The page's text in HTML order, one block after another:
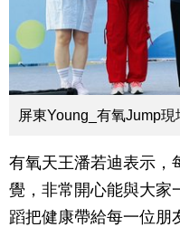
屏東Young_有氧Jump現
有氧天王潘若迪表示，
覺，非常開心能與大家
蹈把健康帶給每一位朋